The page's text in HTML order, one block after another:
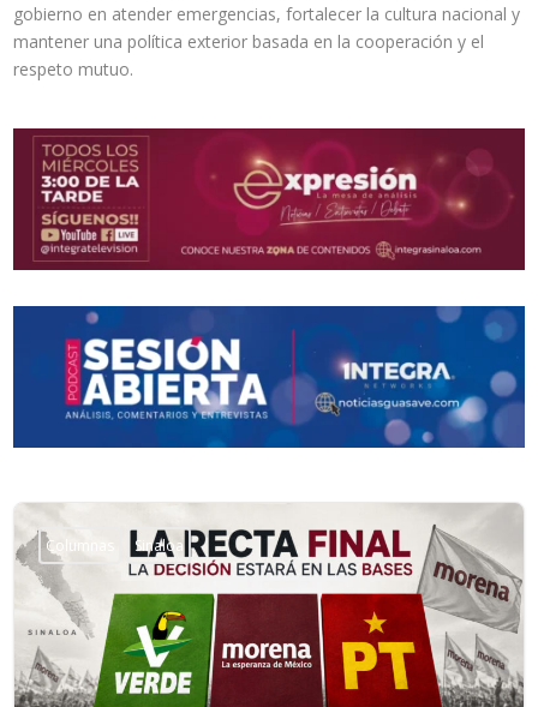
gobierno en atender emergencias, fortalecer la cultura nacional y
mantener una política exterior basada en la cooperación y el
respeto mutuo.
Columnas Sinaloa